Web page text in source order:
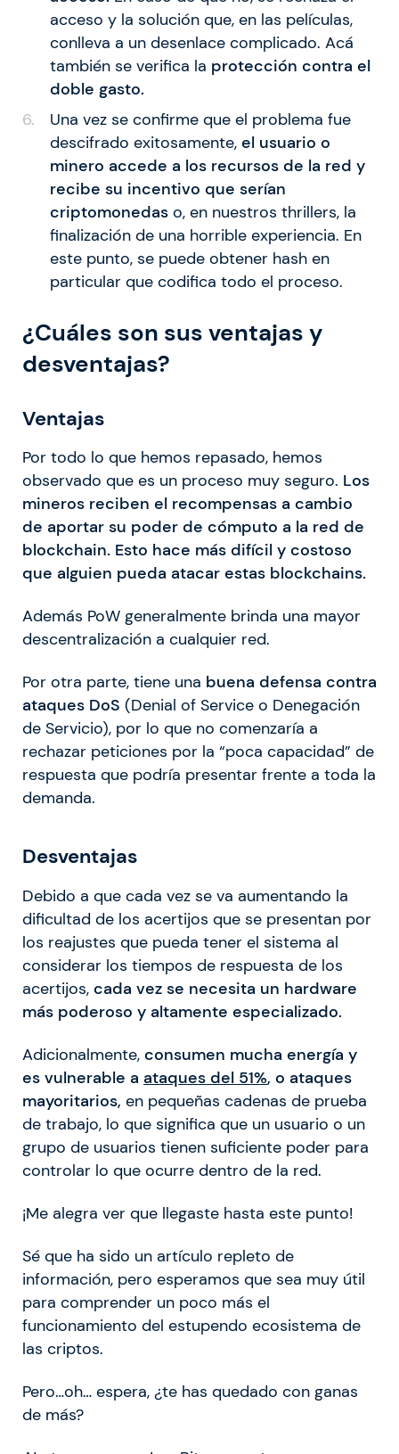
acceso y la solución que, en las películas,
conlleva a un desenlace complicado. Acá
también se verifica la protección contra el
doble gasto.
Una vez se confirme que el problema fue
descifrado exitosamente, el usuario o
minero accede a los recursos de la red y
recibe su incentivo que serían
criptomonedaso, en nuestros thrillers, la
finalización de una horrible experiencia. En
este punto, se puede obtener hash en
particular que codifica todo el proceso.
¿Cuáles son sus ventajas y
desventajas?
Ventajas
Por todo lo que hemos repasado, hemos
observado que es un proceso muy seguro. Los
mineros reciben el recompensas a cambio
de aportar su poder de cómputo a la red de
blockchain. Esto hace más difícil y costoso
que alguien pueda atacar estas blockchains.
Además PoW generalmente brinda una mayor
descentralización a cualquier red.
Por otra parte, tiene una buena defensa contra
ataques DoS (Denial of Service o Denegación
de Servicio), por lo que no comenzaría a
rechazar peticiones por la “poca capacidad” de
respuesta que podría presentar frente a toda la
demanda.
Desventajas
Debido a que cada vez se va aumentando la
dificultad de los acertijos que se presentan por
los reajustes que pueda tener el sistema al
considerar los tiempos de respuesta de los
acertijos, cada vez se necesita un hardware
más poderoso y altamente especializado.
Adicionalmente, consumen mucha energía y
es vulnerable a ataques del 51%, o ataques
mayoritarios, en pequeñas cadenas de prueba
de trabajo, lo que significa que un usuario o un
grupo de usuarios tienen suficiente poder para
controlar lo que ocurre dentro de la red.
¡Me alegra ver que llegaste hasta este punto!
Sé que ha sido un artículo repleto de
información, pero esperamos que sea muy útil
para comprender un poco más el
funcionamiento del estupendo ecosistema de
las criptos.
Pero…oh… espera, ¿te has quedado con ganas
de más?